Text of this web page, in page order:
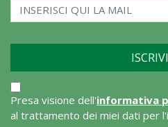
Presa visione dell'informativa
al trattamento dei miei dati per